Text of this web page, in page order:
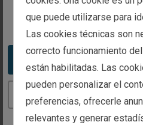
You appear to be in
Take me to the
Continue to the
can identify you in our
request. The information
processed for this
1 month to process your
Fields marked with an
que puede utilizarse para
Las cookies técnicas son
correcto funcionamiento
están habilitadas. Las
pueden personalizar el
preferencias, ofrecerle
relevantes y generar